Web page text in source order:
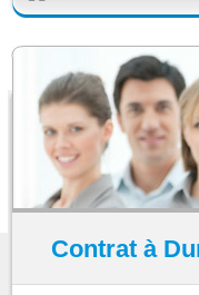
Contrat à